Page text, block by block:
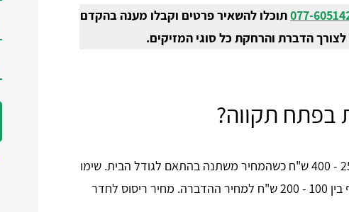
077-תוכלו להשאיר פרטים וקבלו מענה בהקדם
הדברת והרחקת כל סוגי המזיקים.
בפתח תקווה?
מחיר ריסוס לבית בפתח תקווה לרוב נע בין 250 - 400 ש"ח כשהמחיר משתנה בהתאם לגודל הבית. שימו
לב שאם תרצו לרסס גם בגינה תצטרכו להוסיף בין 100 - 200 ש"ח למחיר ההדברה. מחיר ריסוס לחדר